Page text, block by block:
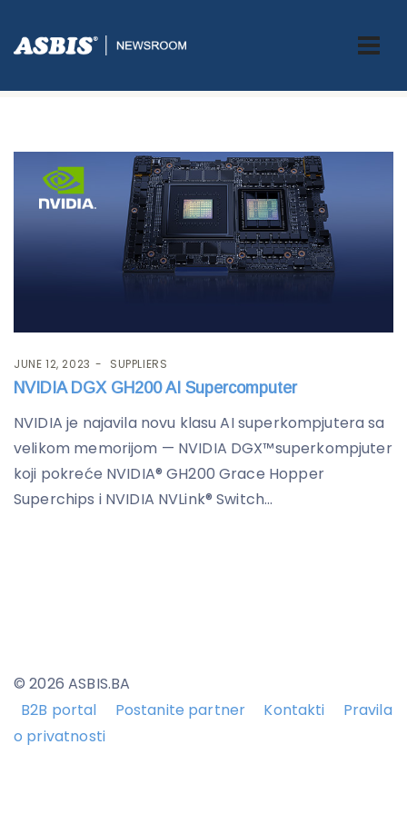
Tag:AI
JUNE 12, 2023 SUPPLIERS
NVIDIA DGX GH200 AI Supercomputer
NVIDIA je najavila novu klasu AI superkompjutera sa
velikom memorijom — NVIDIA DGX™superkompjuter
koji pokreće NVIDIA® GH200 Grace Hopper
Superchips i NVIDIA NVLink® Switch...
© 2026 ASBIS.BA
B2B portal
Postanite partner Kontakti
Pravila
o privatnosti